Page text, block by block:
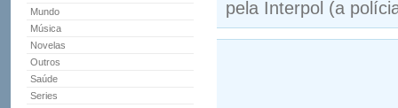
Mundo
Música
Novelas
Outros
Saúde
Series
pela Interpol (a